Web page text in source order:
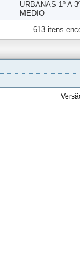
URBANAS 1º A
MEDIO
613 itens